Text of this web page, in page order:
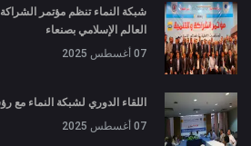
شبكة النماء تنظم مؤتمر
العالم الإسلامي بصنعاء
07 أغسطس 2025
اللقاء الدوري لشبكة النماء
07 أغسطس 2025